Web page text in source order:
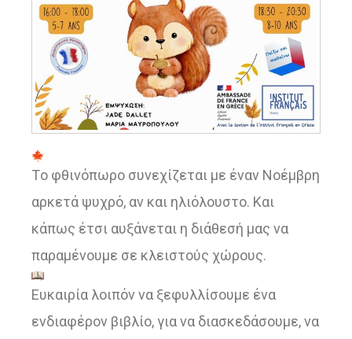
Tο φθινόπωρο συνεχίζεται με έναν Νοέμβρη
αρκετά ψυχρό, αν και ηλιόλουστο. Και
κάπως έτσι αυξάνεται η διάθεσή μας να
παραμένουμε σε κλειστούς χώρους.
Ευκαιρία λοιπόν να ξεφυλλίσουμε ένα
ενδιαφέρον βιβλίο, για να διασκεδάσουμε, να